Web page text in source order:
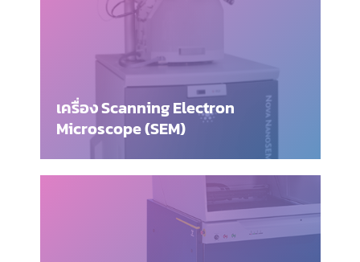
เครื่อง Scanning Electron
Microscope (SEM)